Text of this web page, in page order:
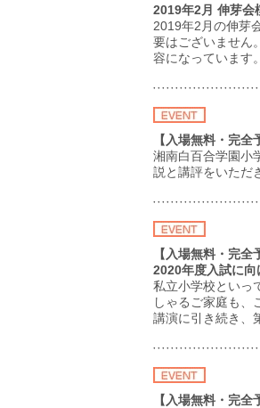
2019年2月 伸芽会
2019年2月の伸芽
要はございません
容になっています
【入場無料・完
湘南白百合学園小
説と講評をいただ
【入場無料・完
2020年度入試に
私立小学校といっ
しゃるご家庭も、
講演に引き続き、
【入場無料・完